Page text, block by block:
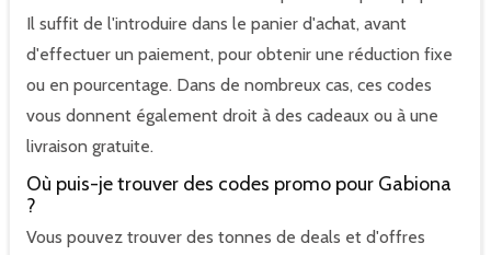
Il suffit de l'introduire dans le panier d'achat, avant
d'effectuer un paiement, pour obtenir une réduction fixe
ou en pourcentage. Dans de nombreux cas, ces codes
vous donnent également droit à des cadeaux ou à une
livraison gratuite.
Où puis-je trouver des codes promo pour Gabiona
?
Vous pouvez trouver des tonnes de deals et d'offres